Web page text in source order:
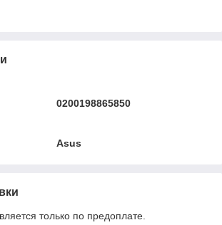
0200198865850
Asus
только по предоплате.